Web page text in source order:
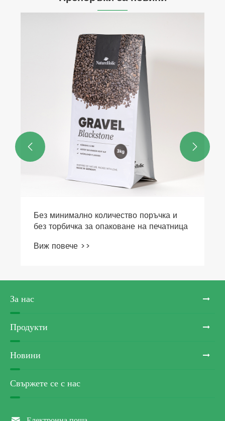
Без минимално количество поръчка и
без торбичка за опаковане на печатница
Виж повече >>
 
За нас
Продукти
Новини
Свържете се с нас